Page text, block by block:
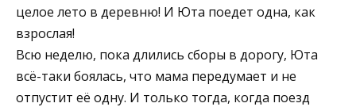
целое лето в деревню! И Юта поедет одна, как
взрослая!
Всю неделю, пока длились сборы в дорогу, Юта
всё-таки боялась, что мама передумает и не
отпустит её одну. И только тогда, когда поезд